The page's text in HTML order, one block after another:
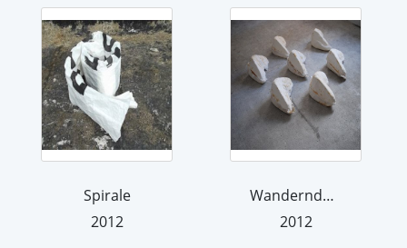
Spirale
2012
Wandernde Formen
2012